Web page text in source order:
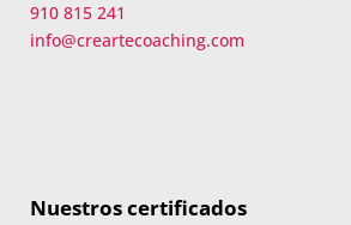
910 815 241
info@creartecoaching.com
Nuestros certificados